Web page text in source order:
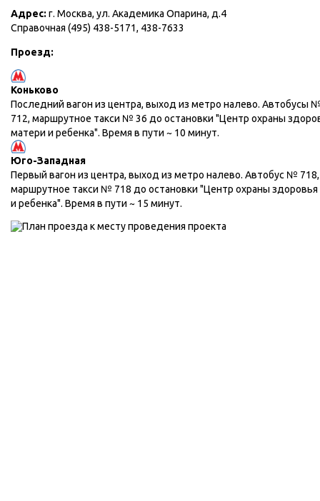
Адрес: г. Москва, ул. Академика Опарина, д.4
Справочная (495) 438-5171, 438-7633
Проезд:
Коньково
Последний вагон из центра, выход из метро налево. Автобусы
712, маршрутное такси № 36 до остановки "Центр охраны
матери и ребенка". Время в пути ~ 10 минут.
Юго-Западная
Первый вагон из центра, выход из метро налево. Автобус № 718,
маршрутное такси № 718 до остановки "Центр охраны
и ребенка". Время в пути ~ 15 минут.